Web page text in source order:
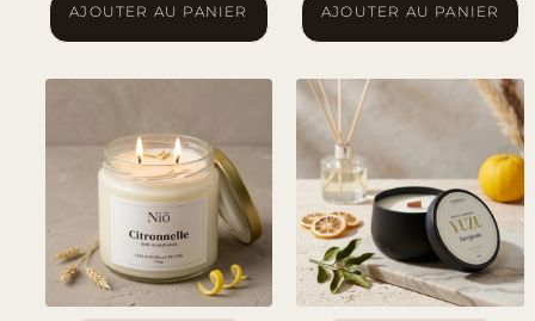
AJOUTER AU PANIER
initial
17,90€.
actuel
15,90€.
AJOUTER AU PANIER